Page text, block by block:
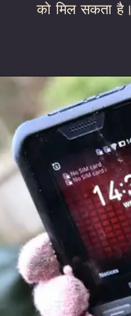
को मिल सकता है।